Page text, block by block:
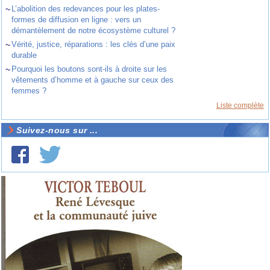
~ L’abolition des redevances pour les plates-
formes de diffusion en ligne : vers un
démantèlement de notre écosystème culturel ?
~Vérité, justice, réparations : les clés d’une paix
durable
~ Pourquoi les boutons sont-ils à droite sur les
vêtements d’homme et à gauche sur ceux des
femmes ?
Liste complète
Suivez-nous sur ...